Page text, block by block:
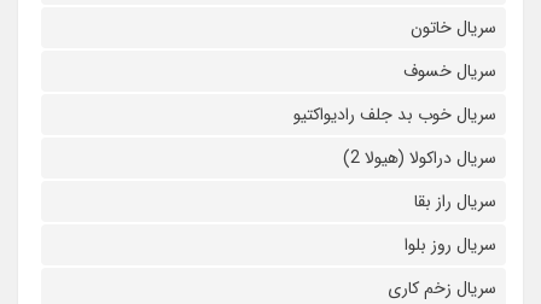
سریال خاتون
سریال خسوف
سریال خوب بد جلف رادیواکتیو
سریال دراکولا (هیولا 2)
سریال راز بقا
سریال روز بلوا
سریال زخم کاری